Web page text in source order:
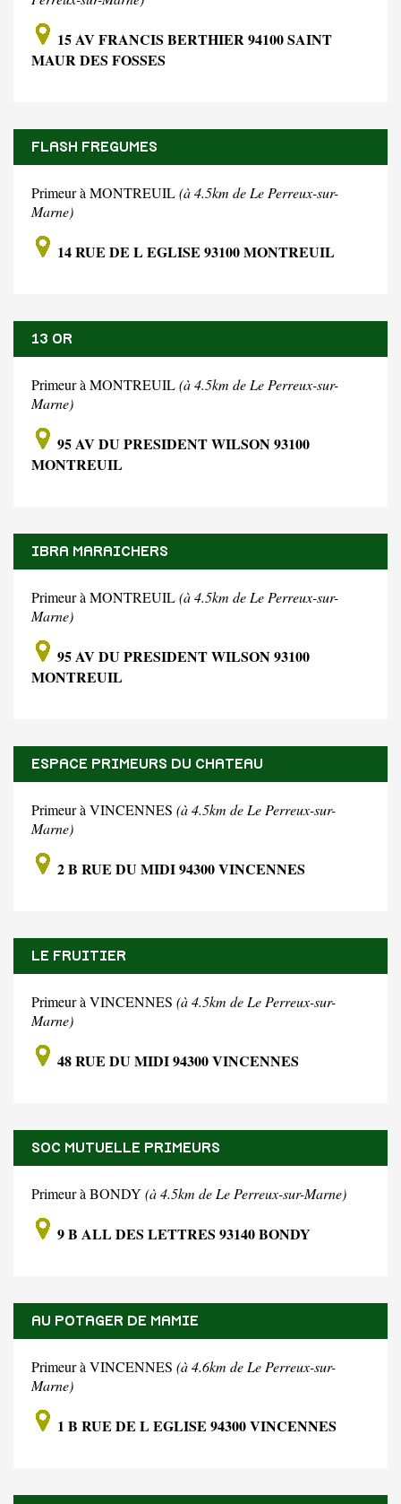
15 AV FRANCIS BERTHIER 94100 SAINT
MAUR DES FOSSES
FLASH FREGUMES
Primeur à MONTREUIL(à 4.5km de Le Perreux-sur-
Marne)
14 RUE DE L EGLISE 93100 MONTREUIL
13 OR
Primeur à MONTREUIL(à 4.5km de Le Perreux-sur-
Marne)
95 AV DU PRESIDENT WILSON 93100
MONTREUIL
IBRA MARAICHERS
Primeur à MONTREUIL(à 4.5km de Le Perreux-sur-
Marne)
95 AV DU PRESIDENT WILSON 93100
MONTREUIL
ESPACE PRIMEURS DU CHATEAU
Primeur à VINCENNES (à 4.5km de Le Perreux-sur-
Marne)
2 B RUE DU MIDI 94300 VINCENNES
LE FRUITIER
Primeur à VINCENNES (à 4.5km de Le Perreux-sur-
Marne)
48 RUE DU MIDI 94300 VINCENNES
SOC MUTUELLE PRIMEURS
Primeur à BONDY (à 4.5km de Le Perreux-sur-Marne)
9 B ALL DES LETTRES 93140 BONDY
AU POTAGER DE MAMIE
Primeur à VINCENNES (à 4.6km de Le Perreux-sur-
Marne)
1 B RUE DE L EGLISE 94300 VINCENNES